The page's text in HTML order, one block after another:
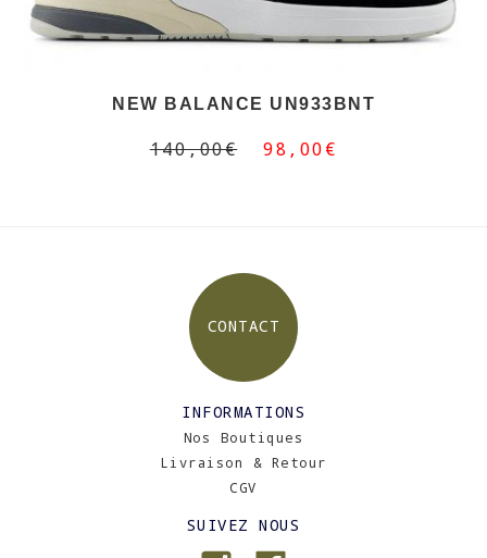
NEW BALANCE UN933BNT
140,00€ 98,00€
CONTACT
INFORMATIONS
Nos Boutiques
Livraison & Retour
CGV
SUIVEZ NOUS